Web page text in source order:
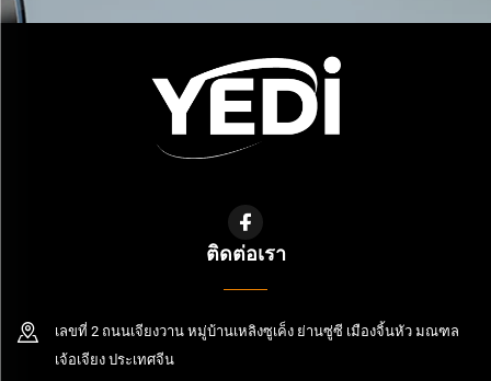
ติดต่อเรา
เลขที่ 2 ถนนเจียงวาน หมู่บ้านเหลิงซูเค็ง ย่านซู่ซี เมืองจิ้นหัว มณฑล
เจ้อเจียง ประเทศจีน